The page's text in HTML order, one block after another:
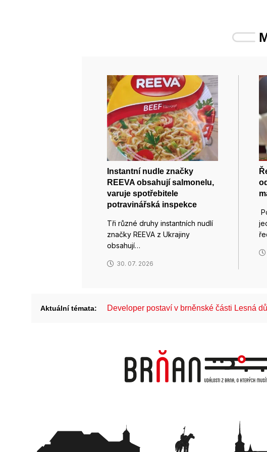
Instantní nudle značky
REEVA obsahují salmonelu,
varuje spotřebitele
potravinářská inspekce
Tři různé druhy instantních nudlí
značky REEVA z Ukrajiny
obsahují…
30. 07. 2026
Aktuální témata: Developer postaví v brněnské části Lesná